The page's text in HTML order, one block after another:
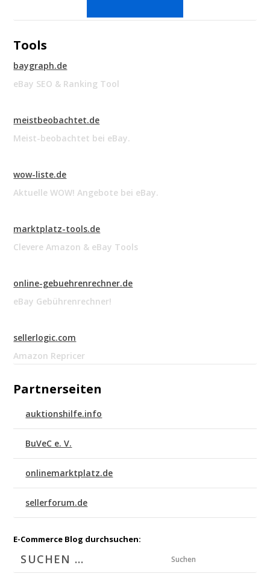
Tools
baygraph.de
eBay SEO & Ranking Tool
meistbeobachtet.de
Meist-beobachtet bei eBay.
wow-liste.de
Aktuelle WOW! Angebote bei eBay.
marktplatz-tools.de
Clevere Amazon & eBay Tools
online-gebuehrenrechner.de
eBay Gebührenrechner!
sellerlogic.com
Amazon Repricer
Partnerseiten
auktionshilfe.info
BuVeC e. V.
onlinemarktplatz.de
sellerforum.de
E-Commerce Blog durchsuchen:
Suchen